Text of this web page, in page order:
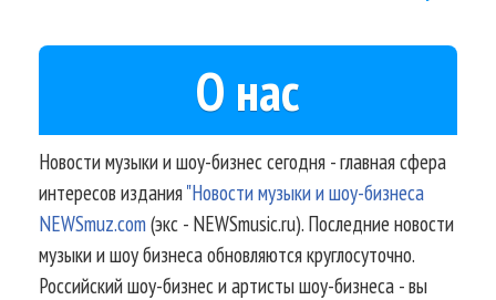
О нас
Новости музыки и шоу-бизнес сегодня - главная сфера
интересов издания"Новости музыки и шоу-бизнеса
NEWSmuz.com(экс - NEWSmusic.ru). Последние новости
музыки и шоу бизнеса обновляются круглосуточно.
Российский шоу-бизнес и артисты шоу-бизнеса - вы